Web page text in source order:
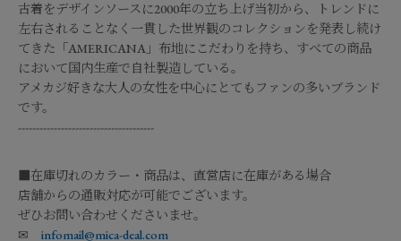
古着をデザインソースに2000年の立ち上げ当初から、トレンドに
左右されることなく一貫した世界観のコレクションを発表し続け
てきた「AMERICANA」布地にこだわりを持ち、すべての商品
において国内生産で自社製造している。
アメカジ好きな大人の女性を中心にとてもファンの多いブランド
です。
--------------------------------------
■在庫切れのカラー・商品は、直営店に在庫がある場合
店舗からの通販対応が可能でございます。
ぜひお問い合わせくださいませ。
✉infomail@mica-deal.com